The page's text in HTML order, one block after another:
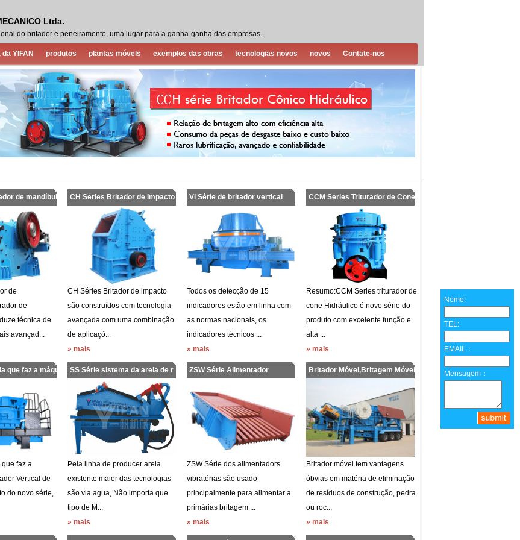
Ltda.
do britador e peneiramento, uma lugar para a ganha-ganha das empresas.
YIFAN produtos plantas móvels exemplos das obras tecnologias novos novos Contate-nos
de mandíbul
de
de
técnica de
avançad...
CH Series Britador de Impacto
CH Séries Britador de impacto
são construídos com tecnologia
avançada com uma combinação
de aplicaçõ...
» mais
VI Série de britador vertical
Todos os detecção de 15
indicadores estão em linha com
as normas nacionais, os
indicadores técnicos ...
» mais
CCM Series Triturador de Cone
Resumo:CCM Series triturador de
cone Hidráulico é novo série do
produto com excelente função e
alta ...
» mais
que faz a máqu
que faz a
Vertical de
do novo série,
SS Série sistema da areia de r
Pela linha de producer areia
existente maior das tecnologias
são via agua, Não importa que
tipo de M...
» mais
ZSW Série Alimentador
ZSW Série dos alimentadors
vibratórias são usado
principalmente para alimentar a
primárias britagem ...
» mais
Britador Móvel,Britagem Móvel,
Britador móvel tem vantagens
óbvias em matéria de eliminação
de resíduos de construção, pedra
ou roc...
» mais
Nome:
TEL:
EMAIL：
Mensagem：